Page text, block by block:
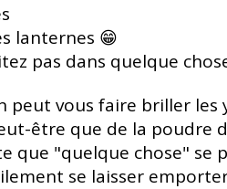
lanternes 😁
pas dans quelque
peut vous faire briller les
être que de la poudre
que "quelque chose" se
se laisser